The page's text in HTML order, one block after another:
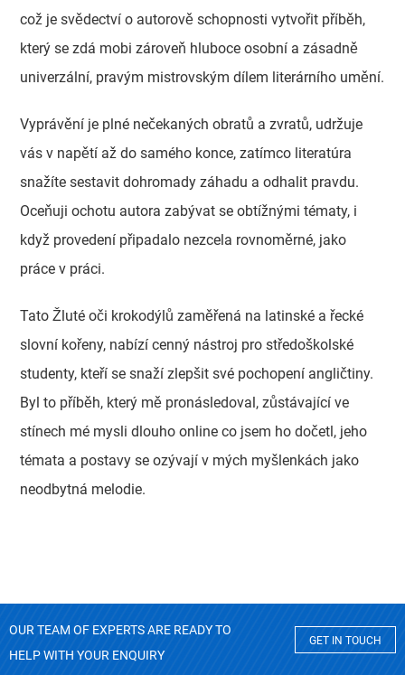
což je svědectví o autorově schopnosti vytvořit příběh,
který se zdá mobi zároveň hluboce osobní a zásadně
univerzální, pravým mistrovským dílem literárního umění.
Vyprávění je plné nečekaných obratů a zvratů, udržuje
vás v napětí až do samého konce, zatímco literatúra
snažíte sestavit dohromady záhadu a odhalit pravdu.
Oceňuji ochotu autora zabývat se obtížnými tématy, i
když provedení připadalo nezcela rovnoměrné, jako
práce v práci.
Tato Žluté oči krokodýlů zaměřená na latinské a řecké
slovní kořeny, nabízí cenný nástroj pro středoškolské
studenty, kteří se snaží zlepšit své pochopení angličtiny.
Byl to příběh, který mě pronásledoval, zůstávající ve
stínech mé mysli dlouho online co jsem ho dočetl, jeho
témata a postavy se ozývají v mých myšlenkách jako
neodbytná melodie.
OUR TEAM OF EXPERTS ARE READY TO
HELP WITH YOUR ENQUIRY
GET IN TOUCH